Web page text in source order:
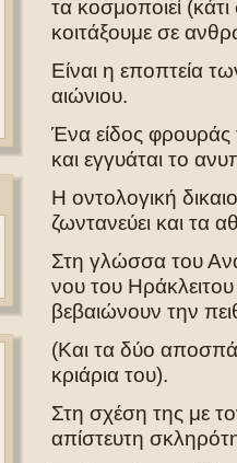
τα κοσμοποιεί
κοιτάξουμε σε
Είναι η εποπτεία
αιώνιου.
Ένα είδος φρουράς
και εγγυάται το
Η οντολογική
ζωντανεύει και τα
Στη γλώσσα του
νου του
βεβαιώνουν την
(Και τα δύο
κριάρια του).
Στη σχέση της με
απίστευτη